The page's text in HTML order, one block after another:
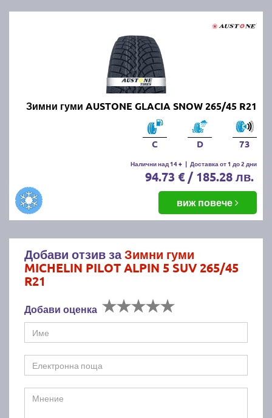
Зимни гуми AUSTONE GLACIA SNOW 265/45 R21
C D 73
Налични над 14 + | Доставка от 1 до 2 дни
94.73 € / 185.28 лв.
виж повече
Добави отзив заЗимни гуми
MICHELIN PILOT ALPIN 5 SUV 265/45
R21
Добави оценка